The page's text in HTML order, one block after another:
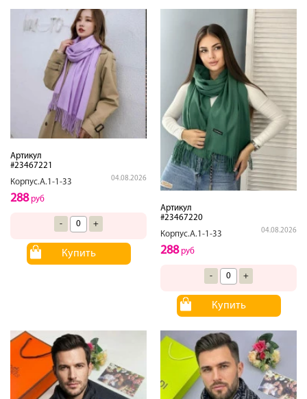
Артикул
#23467221
Корпус.А.1-1-33
04.08.2026
288руб
- +
Купить
Артикул
#23467220
Корпус.А.1-1-33
04.08.2026
288руб
- +
Купить